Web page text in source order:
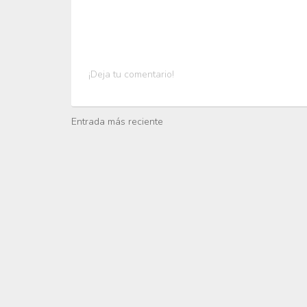
¡Deja tu comentario!
Entrada más reciente